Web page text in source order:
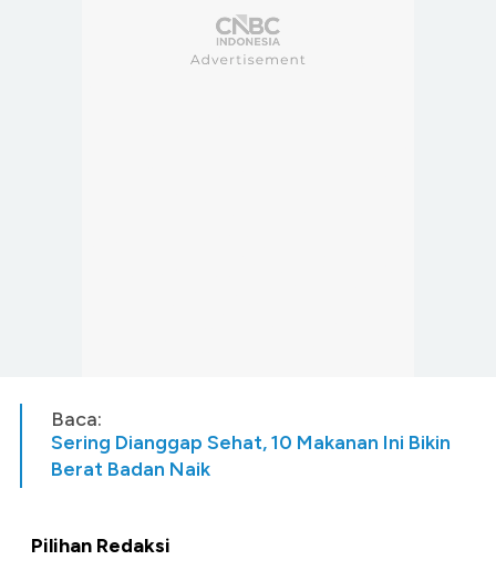
Baca:
Sering Dianggap Sehat, 10 Makanan Ini Bikin
Berat Badan Naik
Pilihan Redaksi